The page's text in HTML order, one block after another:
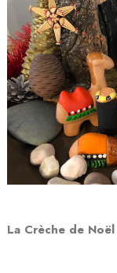
La Crèche de Noël